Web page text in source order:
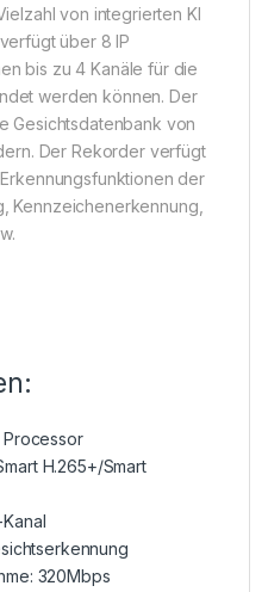
von integrierten KI
über 8 IP
bis zu 4 Kanäle für die
werden können. Der
Gesichtsdatenbank von
Der Rekorder verfügt
der
Kennzeichenerkennung,
H.265+/Smart
320Mbps